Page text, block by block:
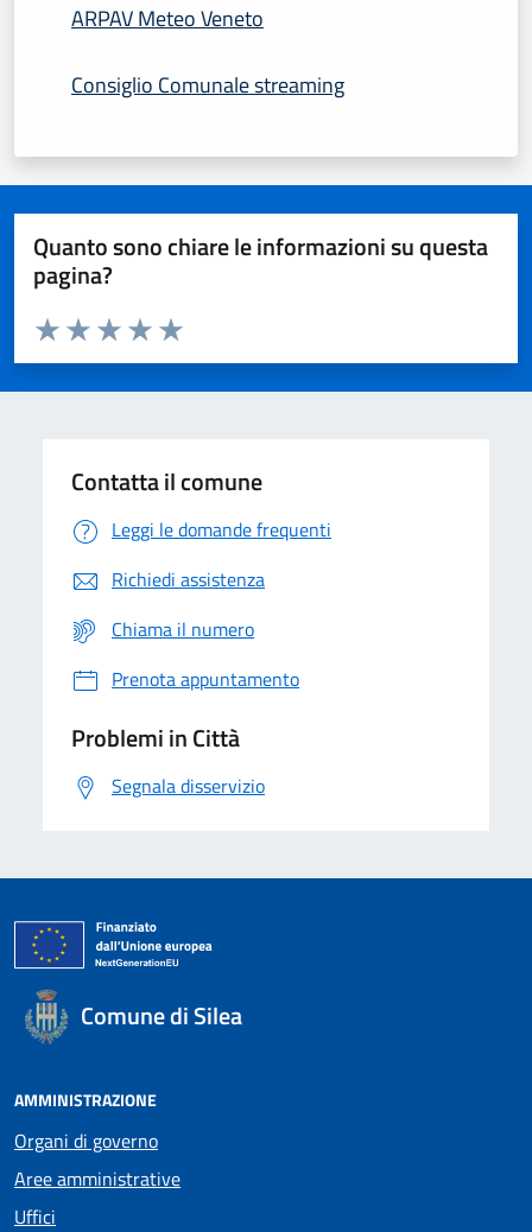
ARPAV Meteo Veneto
Consiglio Comunale streaming
Quanto sono chiare le informazioni su questa
pagina?
Domanda
Valuta da 1 a 5 stelle la pagina
Valuta 5 stelle su 5
Valuta 4 stelle su 5
Valuta 3 stelle su 5
Valuta 2 stelle su 5
Valuta 1 stelle su 5
Contatta il comune
Leggi le domande frequenti
Richiedi assistenza
Chiama il numero
Prenota appuntamento
Problemi in Città
Segnala disservizio
Comune di Silea
AMMINISTRAZIONE
Organi di governo
Aree amministrative
Uffici